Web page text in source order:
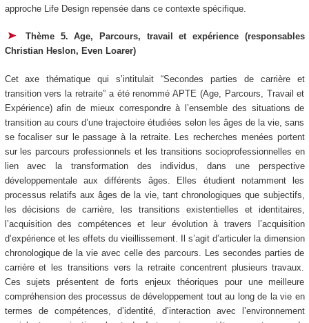
approche Life Design repensée dans ce contexte spécifique.
Thème 5. Age, Parcours, travail et expérience (responsables
Christian Heslon, Even Loarer)
Cet axe thématique qui s’intitulait “Secondes parties de carrière et
transition vers la retraite” a été renommé APTE (Age, Parcours, Travail et
Expérience) afin de mieux correspondre à l’ensemble des situations de
transition au cours d’une trajectoire étudiées selon les âges de la vie, sans
se focaliser sur le passage à la retraite. Les recherches menées portent
sur les parcours professionnels et les transitions socioprofessionnelles en
lien avec la transformation des individus, dans une perspective
développementale aux différents âges. Elles étudient notamment les
processus relatifs aux âges de la vie, tant chronologiques que subjectifs,
les décisions de carrière, les transitions existentielles et identitaires,
l’acquisition des compétences et leur évolution à travers l’acquisition
d’expérience et les effets du vieillissement. Il s’agit d’articuler la dimension
chronologique de la vie avec celle des parcours. Les secondes parties de
carrière et les transitions vers la retraite concentrent plusieurs travaux.
Ces sujets présentent de forts enjeux théoriques pour une meilleure
compréhension des processus de développement tout au long de la vie en
termes de compétences, d’identité, d’interaction avec l’environnement